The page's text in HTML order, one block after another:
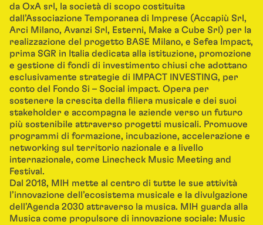
da OxA srl, la società di scopo costituita
dall’Associazione Temporanea di Imprese (Accapiù Srl,
Arci Milano, Avanzi Srl, Esterni, Make a Cube Srl) per la
realizzazione del progetto BASE Milano, e Sefea Impact,
prima SGR in Italia dedicata alla istituzione, promozione
e gestione di fondi di investimento chiusi che adottano
esclusivamente strategie di IMPACT INVESTING, per
conto del Fondo Si – Social impact. Opera per
sostenere la crescita della filiera musicale e dei suoi
stakeholder e accompagna le aziende verso un futuro
più sostenibile attraverso progetti musicali. Promuove
programmi di formazione, incubazione, accelerazione e
networking sul territorio nazionale e a livello
internazionale, come Linecheck Music Meeting and
Festival.
Dal 2018, MIH mette al centro di tutte le sue attività
l’innovazione dell’ecosistema musicale e la divulgazione
dell’Agenda 2030 attraverso la musica. MIH guarda alla
Musica come propulsore di innovazione sociale: Music